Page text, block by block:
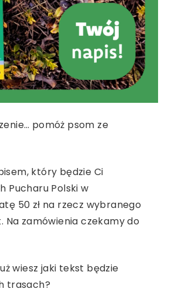
pomóż psom ze
który będzie Ci
Pucharu Polski w
50 zł na rzecz wybranego
zamówienia czekamy do
wiesz jaki tekst będzie
trasach?